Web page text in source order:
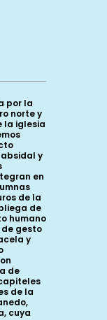
por la
norte y
la iglesia
y
en
de la
de
humano
gesto
y
de
de la
cuya